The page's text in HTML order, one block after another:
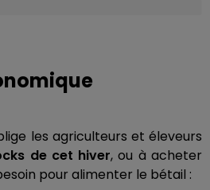
les agriculteurs et éleveurs
de cet hiver, ou à acheter
pour alimenter le bétail :